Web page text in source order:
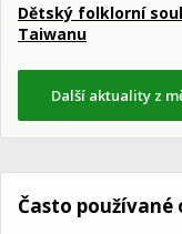
Dětský folklorní
Taiwanu
Další aktuality z
Často používané